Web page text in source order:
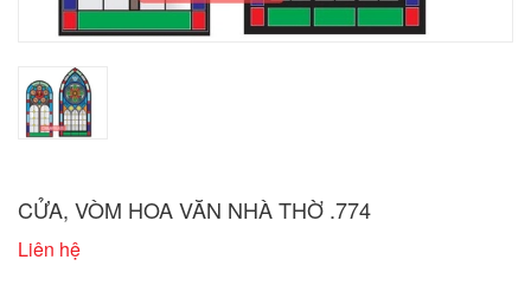
CỬA, VÒM HOA VĂN NHÀ THỜ .774
Liên hệ